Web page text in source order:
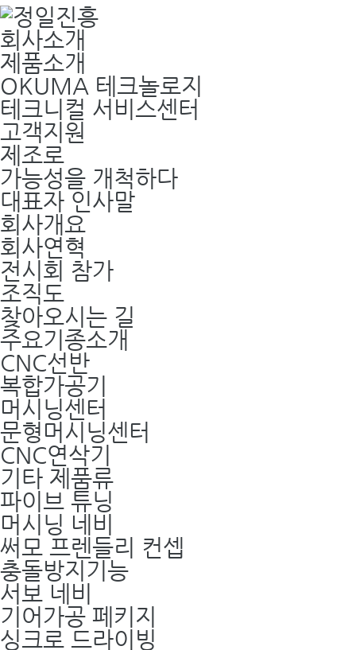
회사소개
제품소개
OKUMA 테크놀로지
테크니컬 서비스센터
고객지원
제조로
가능성을 개척하다
대표자 인사말
회사개요
회사연혁
전시회 참가
조직도
찾아오시는 길
주요기종소개
CNC선반
복합가공기
머시닝센터
문형머시닝센터
CNC연삭기
기타 제품류
파이브 튜닝
머시닝 네비
써모 프렌들리 컨셉
충돌방지기능
서보 네비
기어가공 페키지
싱크로 드라이빙